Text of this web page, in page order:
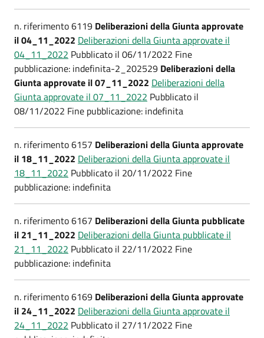
n. riferimento 6119 Deliberazioni della Giunta approvate
il 04_11_2022 Deliberazioni della Giunta approvate il
04_11_2022 Pubblicato il 06/11/2022 Fine
pubblicazione: indefinita-2_202529 Deliberazioni della
Giunta approvate il 07_11_2022 Deliberazioni della
Giunta approvate il 07_11_2022 Pubblicato il
08/11/2022 Fine pubblicazione: indefinita
n. riferimento 6157 Deliberazioni della Giunta approvate
il 18_11_2022 Deliberazioni della Giunta approvate il
18_11_2022 Pubblicato il 20/11/2022 Fine
pubblicazione: indefinita
n. riferimento 6167 Deliberazioni della Giunta pubblicate
il 21_11_2022 Deliberazioni della Giunta pubblicate il
21_11_2022 Pubblicato il 22/11/2022 Fine
pubblicazione: indefinita
n. riferimento 6169 Deliberazioni della Giunta approvate
il 24_11_2022 Deliberazioni della Giunta approvate il
24_11_2022 Pubblicato il 27/11/2022 Fine